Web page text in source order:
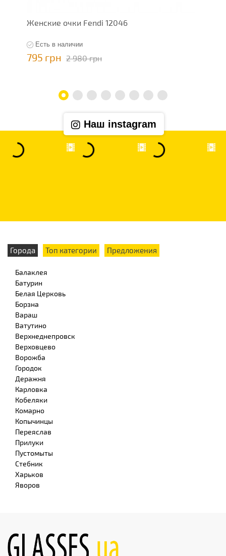
Женские очки Fendi 12046
Есть в наличии
795 грн 2 980 грн
Наш instagram
Города Топ категории Предложения
Балаклея
Батурин
Белая Церковь
Борзна
Вараш
Ватутино
Верхнеднепровск
Верховцево
Ворожба
Городок
Деражня
Карловка
Кобеляки
Комарно
Копычинцы
Переяслав
Прилуки
Пустомыты
Стебник
Харьков
Яворов